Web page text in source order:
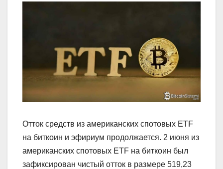
Отток средств из американских спотовых ETF
на биткоин и эфириум продолжается. 2 июня из
американских спотовых ETF на биткоин был
зафиксирован чистый отток в размере 519,23